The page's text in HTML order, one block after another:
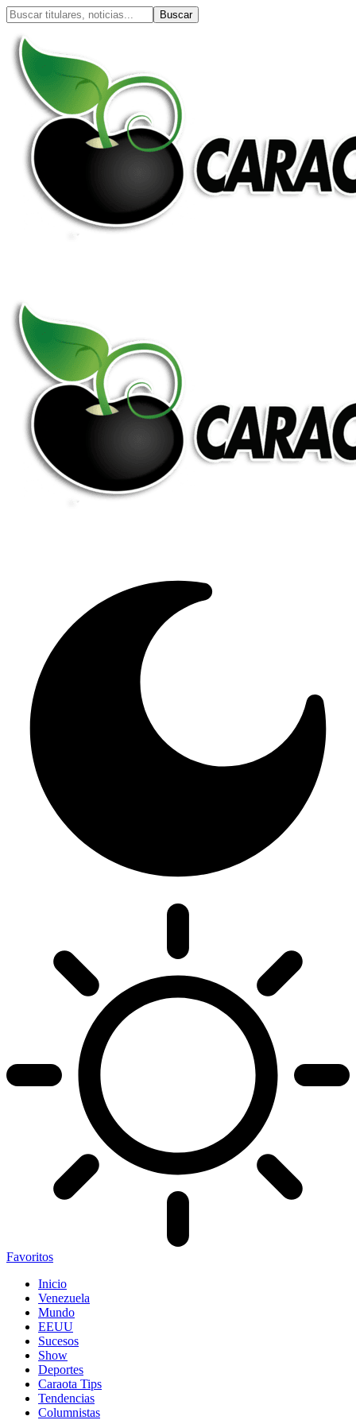
Favoritos
Inicio
Venezuela
Mundo
EEUU
Sucesos
Show
Deportes
Caraota Tips
Tendencias
Columnistas